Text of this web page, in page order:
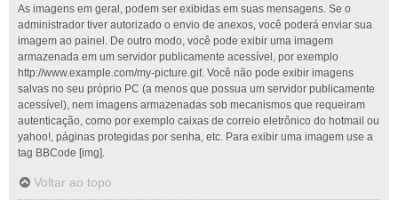
As imagens em geral, podem ser exibidas em suas mensagens. Se o
administrador tiver autorizado o envio de anexos, você poderá enviar sua
imagem ao painel. De outro modo, você pode exibir uma imagem
armazenada em um servidor publicamente acessível, por exemplo
http://www.example.com/my-picture.gif. Você não pode exibir imagens
salvas no seu próprio PC (a menos que possua um servidor publicamente
acessível), nem imagens armazenadas sob mecanismos que requeiram
autenticação, como por exemplo caixas de correio eletrônico do hotmail ou
yahoo!, páginas protegidas por senha, etc. Para exibir uma imagem use a
tag BBCode [img].
Voltar ao topo